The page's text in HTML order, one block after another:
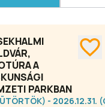
A
PARKBAN
- 2026.12.31.